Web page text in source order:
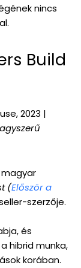
nincs
Build
2023 |
(Először a
szerzője.
és
hibrid munka,
korában.